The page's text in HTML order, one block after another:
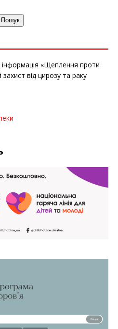
Пошук
інформація «Щеплення проти
від цирозу та раку